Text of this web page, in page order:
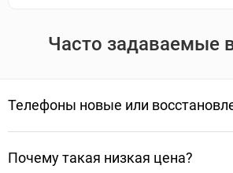
Часто задаваемые
Телефоны новые или
Почему такая низкая цена?